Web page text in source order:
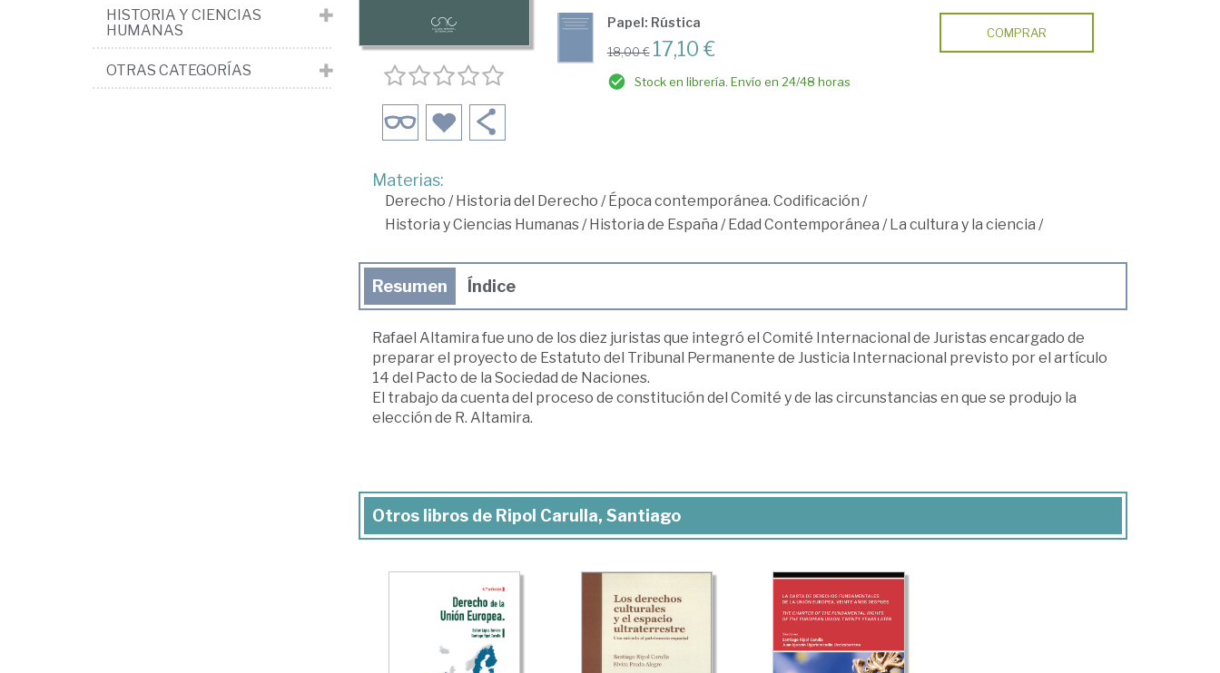
Papel: Rústica
18,00 € 17,10 €
Stock en librería. Envío en 24/48 horas
COMPRAR
Materias:
Derecho /Historia del Derecho /Época contemporánea. Codificación /
Historia y Ciencias Humanas/Historia de España /Edad Contemporánea /La cultura y la ciencia /
Resumen Índice
Rafael Altamira fue uno de los diez juristas que integró el Comité Internacional de Juristas encargado de
preparar el proyecto de Estatuto del Tribunal Permanente de Justicia Internacional previsto por el artículo
14 del Pacto de la Sociedad de Naciones.
El trabajo da cuenta del proceso de constitución del Comité y de las circunstancias en que se produjo la
elección de R. Altamira.
Otros libros de Ripol Carulla, Santiago
HISTORIA Y CIENCIAS
HUMANAS
OTRAS CATEGORÍAS